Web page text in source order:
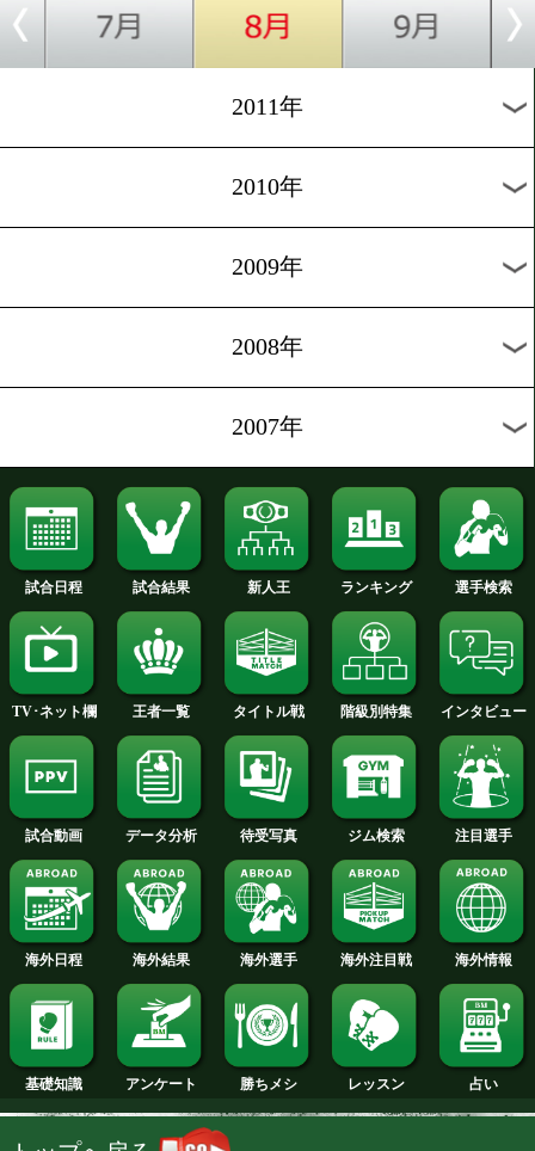
2020年
2019年
2017年
2015年
2014年
2013年
2012年
2011年
2010年